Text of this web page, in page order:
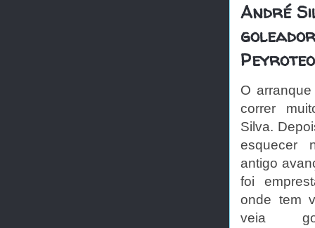
André
Peyroteo
O
correr
Silva.
esquecer
antigo
foi
onde tem
veia